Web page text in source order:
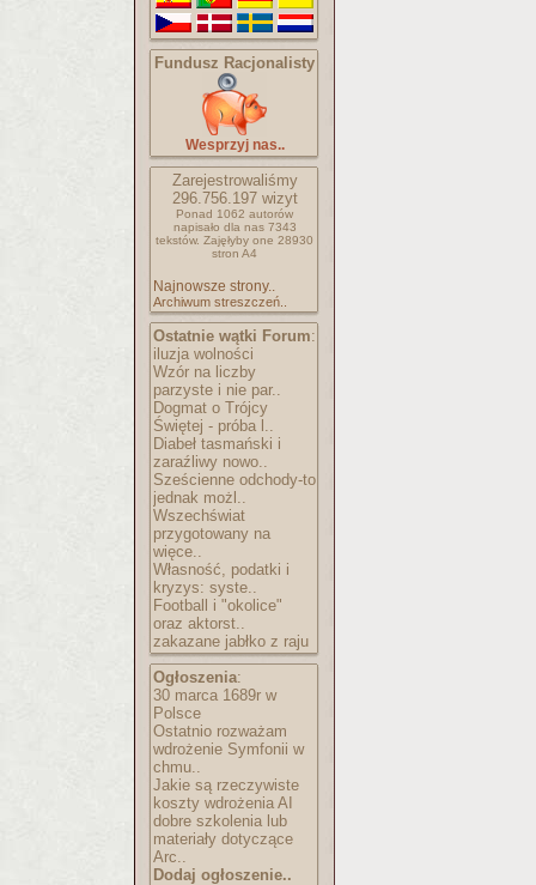
Fundusz Racjonalisty
Wesprzyj nas..
Zarejestrowaliśmy
296.756.197wizyt
Ponad 1062 autorów
napisało dla nas 7343
tekstów. Zajęłyby one 28930
stron A4
Najnowsze strony..
Archiwum streszczeń..
Ostatnie wątki Forum:
iluzja wolności
Wzór na liczby
parzyste i nie par..
Dogmat o Trójcy
Świętej - próba l..
Diabeł tasmański i
zaraźliwy nowo..
Sześcienne odchody-to
jednak możl..
Wszechświat
przygotowany na
więce..
Własność, podatki i
kryzys: syste..
Football i "okolice"
oraz aktorst..
zakazane jabłko z raju
Ogłoszenia:
30 marca 1689r w
Polsce
Ostatnio rozważam
wdrożenie Symfonii w
chmu..
Jakie są rzeczywiste
koszty wdrożenia AI
dobre szkolenia lub
materiały dotyczące
Arc..
Dodaj ogłoszenie..